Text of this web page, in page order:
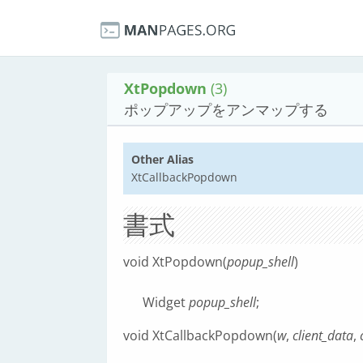
XtPopdown (3)
ポップアップをアンマップする
Other Alias
XtCallbackPopdown
書式
void XtPopdown(popup_shell)
Widgetpopup_shell;
void XtCallbackPopdown(w, client_data,